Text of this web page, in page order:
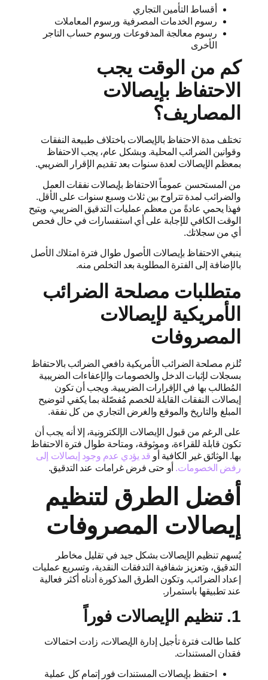
أقساط التأمين التجاري
رسوم الخدمات المصرفية ورسوم المعاملات
رسوم معالجة المدفوعات ورسوم حساب التاجر
الأخرى
كم من الوقت يجب
الاحتفاظ بإيصالات
المصاريف؟
تختلف مدة الاحتفاظ بالإيصالات باختلاف طبيعة النفقات
وقوانين الضرائب المحلية. وبشكل عام، يجب الاحتفاظ
بمعظم الإيصالات لعدة سنوات بعد تقديم الإقرار الضريبي.
من المستحسن عموماً الاحتفاظ بإيصالات نفقات العمل
والضرائب لمدة تتراوح بين ثلاث وسبع سنوات على الأقل.
فهذا يحمي عادةً من معظم عمليات التدقيق الضريبي، ويتيح
الوقت الكافي للإجابة على أي استفسارات في حال فحص
أي من سجلاتك.
ينبغي الاحتفاظ بإيصالات الأصول طوال فترة امتلاك الأصل
بالإضافة إلى الفترة المطلوبة بعد التخلص منه.
متطلبات مصلحة الضرائب
الأمريكية لإيصالات
المصروفات
تُلزم مصلحة الضرائب الأمريكية دافعي الضرائب بالاحتفاظ
بسجلات لإثبات الدخل والخصومات والإعفاءات الضريبية
المُطالب بها في الإقرارات الضريبية. ويجب أن تكون
إيصالات النفقات القابلة للخصم مُفصّلة بما يكفي لتوضيح
المبلغ والتاريخ والموقع والغرض التجاري من كل نفقة.
على الرغم من قبول الإيصالات الإلكترونية، إلا أنه يجب أن
تكون قابلة للقراءة، وموثوقة، ومتاحة طوال فترة الاحتفاظ
بها. الوثائق غير الكافية أو قد يؤدي عدم وجود إيصالات إلى
رفض الخصومات. أو حتى فرض غرامات عند التدقيق.
أفضل الطرق لتنظيم
إيصالات المصروفات
يُسهم تنظيم الإيصالات بشكل جيد في تقليل مخاطر
التدقيق، وتعزيز شفافية التدفقات النقدية، وتسريع عمليات
إعداد الضرائب. وتكون الطرق المذكورة أدناه أكثر فعالية
عند تطبيقها باستمرار.
1. تنظيم الإيصالات فوراً
كلما طالت فترة تأجيل إدارة الإيصالات، زادت احتمالات
فقدان المستندات.
احتفظ بإيصالات المستندات فور إتمام كل عملية